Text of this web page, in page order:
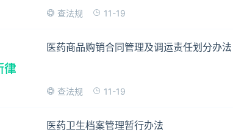
查法规 11-19
医药商品购销合同管理及调运责任划分办法
查法规 11-19
医药卫生档案管理暂行办法